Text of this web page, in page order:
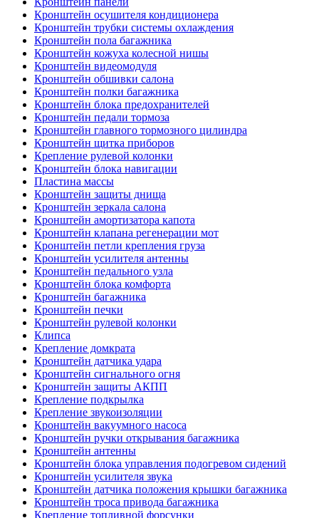
Кронштейн осушителя кондиционера
Кронштейн трубки системы охлаждения
Кронштейн пола багажника
Кронштейн кожуха колесной нишы
Кронштейн видеомодуля
Кронштейн обшивки салона
Кронштейн полки багажника
Кронштейн блока предохранителей
Кронштейн педали тормоза
Кронштейн главного тормозного цилиндра
Кронштейн щитка приборов
Крепление рулевой колонки
Кронштейн блока навигации
Пластина массы
Кронштейн защиты днища
Кронштейн зеркала салона
Кронштейн амортизатора капота
Кронштейн клапана регенерации мот
Кронштейн петли крепления груза
Кронштейн усилителя антенны
Кронштейн педального узла
Кронштейн блока комфорта
Кронштейн багажника
Кронштейн печки
Кронштейн рулевой колонки
Клипса
Крепление домкрата
Кронштейн датчика удара
Кронштейн сигнального огня
Кронштейн защиты АКПП
Крепление подкрылка
Крепление звукоизоляции
Кронштейн вакуумного насоса
Кронштейн ручки открывания багажника
Кронштейн антенны
Кронштейн блока управления подогревом сидений
Кронштейн усилителя звука
Кронштейн датчика положения крышки багажника
Кронштейн троса привода багажника
Крепление топливной форсунки